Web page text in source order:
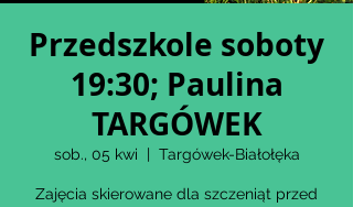
Przedszkole soboty
19:30; Paulina
TARGÓWEK
sob., 05 kwi
  |
Targówek-Białołęka
Zajęcia skierowane dla szczeniąt przed